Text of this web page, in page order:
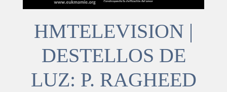
HMTELEVISION |
DESTELLOS DE
LUZ: P. RAGHEED